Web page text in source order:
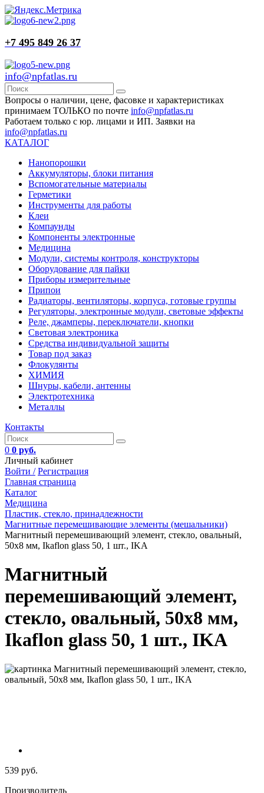
+7 495 849 26 37
info@npfatlas.ru
Вопросы о наличии, цене, фасовке и характеристиках
принимаем ТОЛЬКО по почте info@npfatlas.ru
Работаем только с юр. лицами и ИП. Заявки на
info@npfatlas.ru
КАТАЛОГ
Нанопорошки
Аккумуляторы, блоки питания
Вспомогательные материалы
Герметики
Инструменты для работы
Клеи
Компаунды
Компоненты электронные
Медицина
Модули, системы контроля, конструкторы
Оборудование для пайки
Приборы измерительные
Припои
Радиаторы, вентиляторы, корпуса, готовые группы
Регуляторы, электронные модули, световые эффекты
Реле, джамперы, переключатели, кнопки
Световая электроника
Средства индивидуальной защиты
Товар под заказ
Флокулянты
ХИМИЯ
Шнуры, кабели, антенны
Электротехника
Металлы
Контакты
0 0 руб.
Личный кабинет
Войти / Регистрация
Главная страница
Каталог
Медицина
Пластик, стекло, принадлежности
Магнитные перемешивающие элементы (мешальники)
Магнитный перемешивающий элемент, стекло, овальный,
50х8 мм, Ikaflon glass 50, 1 шт., IKA
Магнитный
перемешивающий элемент,
стекло, овальный, 50х8 мм,
Ikaflon glass 50, 1 шт., IKA
539 руб.
Производитель